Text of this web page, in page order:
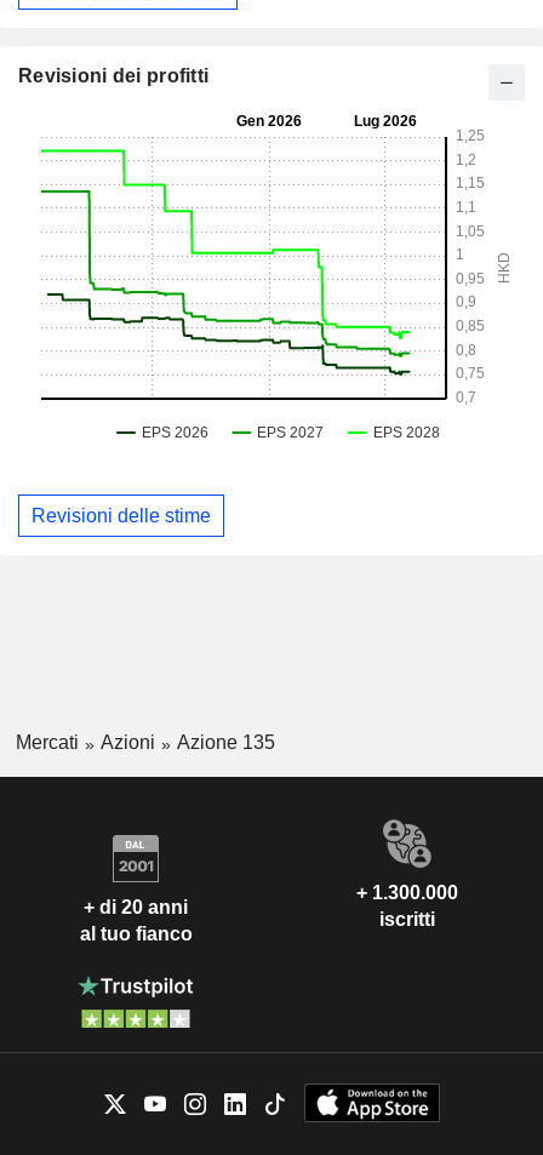
Revisioni dei profitti
Revisioni delle stime
Mercati Azioni Azione 135
+ di 20 anni
al tuo fianco
+ 1.300.000
iscritti